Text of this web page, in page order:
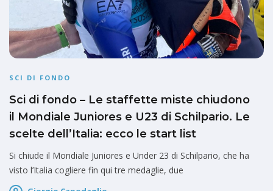
SCI DI FONDO
Sci di fondo – Le staffette miste chiudono
il Mondiale Juniores e U23 di Schilpario. Le
scelte dell’Italia: ecco le start list
Si chiude il Mondiale Juniores e Under 23 di Schilpario, che ha
visto l’Italia cogliere fin qui tre medaglie, due